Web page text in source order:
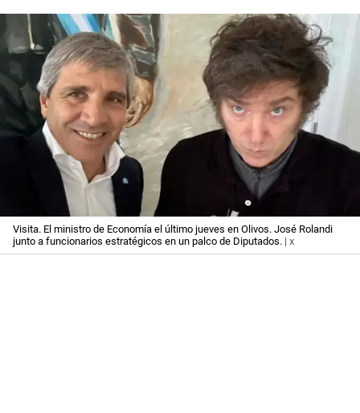
Visita. El ministro de Economía el último jueves en Olivos. José Rolandi
junto a funcionarios estratégicos en un palco de Diputados. | x